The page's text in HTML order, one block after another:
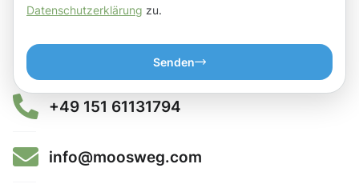
Datenschutzerklärung zu.
Senden
+49 151 61131794
info@moosweg.com